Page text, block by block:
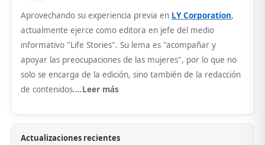
Aprovechando su experiencia previa en LY Corporation,
actualmente ejerce como editora en jefe del medio
informativo "Life Stories". Su lema es "acompañar y
apoyar las preocupaciones de las mujeres", por lo que no
solo se encarga de la edición, sino también de la redacción
de contenidos.…Leer más
Actualizaciones recientes